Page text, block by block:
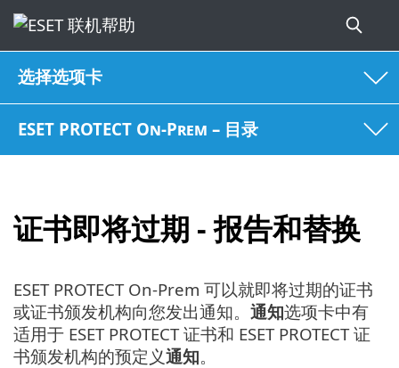
选择选项卡
ESET PROTECT On-Prem – 目录
证书即将过期 - 报告和替换
ESET PROTECT On-Prem 可以就即将过期的证书
或证书颁发机构向您发出通知。 通知选项卡中有
适用于 ESET PROTECT 证书和 ESET PROTECT 证
书颁发机构的预定义通知。